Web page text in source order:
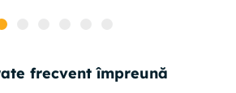
frecvent împreună